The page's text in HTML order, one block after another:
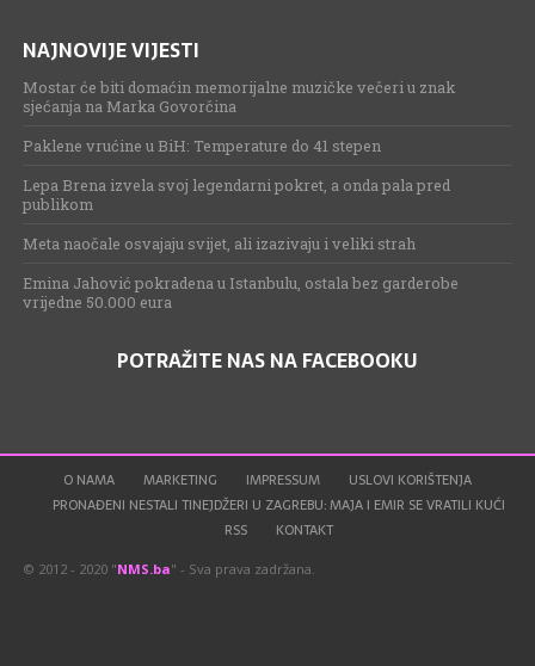
NAJNOVIJE VIJESTI
Mostar će biti domaćin memorijalne muzičke večeri u znak
sjećanja na Marka Govorčina
Paklene vrućine u BiH: Temperature do 41 stepen
Lepa Brena izvela svoj legendarni pokret, a onda pala pred
publikom
Meta naočale osvajaju svijet, ali izazivaju i veliki strah
Emina Jahović pokradena u Istanbulu, ostala bez garderobe
vrijedne 50.000 eura
POTRAŽITE NAS NA FACEBOOKU
O NAMA MARKETING IMPRESSUM
USLOVI KORIŠTENJA
PRONAĐENI NESTALI TINEJDŽERI U ZAGREBU: MAJA I EMIR SE VRATILI KUĆI
RSS
KONTAKT
© 2012 - 2020 "NMS.ba" - Sva prava zadržana.